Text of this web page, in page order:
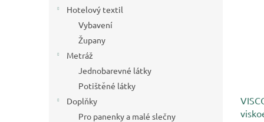
Hotelový textil
Vybavení
Župany
Metráž
Jednobarevné látky
Potištěné látky
Doplňky
Pro panenky a malé slečny